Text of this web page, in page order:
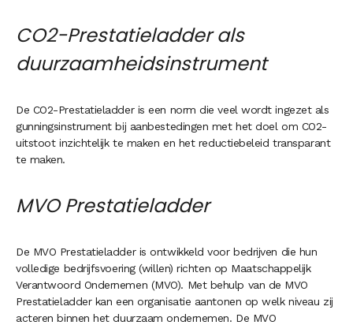
CO2-Prestatieladder als
duurzaamheidsinstrument
De CO2-Prestatieladder is een norm die veel wordt ingezet als
gunningsinstrument bij aanbestedingen met het doel om CO2-
uitstoot inzichtelijk te maken en het reductiebeleid transparant
te maken.
MVO Prestatieladder
De MVO Prestatieladder is ontwikkeld voor bedrijven die hun
volledige bedrijfsvoering (willen) richten op Maatschappelijk
Verantwoord Ondernemen (MVO). Met behulp van de MVO
Prestatieladder kan een organisatie aantonen op welk niveau zij
acteren binnen het duurzaam ondernemen. De MVO